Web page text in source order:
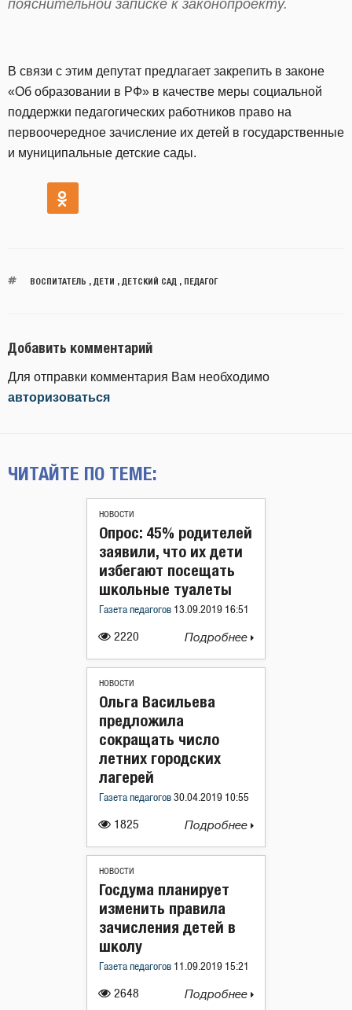
пояснительной записке к законопроекту.
В связи с этим депутат предлагает закрепить в законе
«Об образовании в РФ» в качестве меры социальной
поддержки педагогических работников право на
первоочередное зачисление их детей в государственные
и муниципальные детские сады.
ВОСПИТАТЕЛЬ , ДЕТИ , ДЕТСКИЙ САД , ПЕДАГОГ
Добавить комментарий
Для отправки комментария Вам необходимо
авторизоваться
ЧИТАЙТЕ ПО ТЕМЕ:
НОВОСТИ
2220
Опрос: 45% родителей
заявили, что их дети
избегают посещать
школьные туалеты
Газета педагогов 13.09.2019 16:51
Подробнее
НОВОСТИ
1825
Ольга Васильева
предложила
сокращать число
летних городских
лагерей
Газета педагогов 30.04.2019 10:55
Подробнее
НОВОСТИ
2648
Госдума планирует
изменить правила
зачисления детей в
школу
Газета педагогов 11.09.2019 15:21
Подробнее